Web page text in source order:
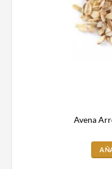
Avena